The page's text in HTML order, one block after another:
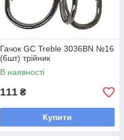
Гачок GC Treble 3036BN №16
(6шт) трійник
В наявності
111 ₴
Купити